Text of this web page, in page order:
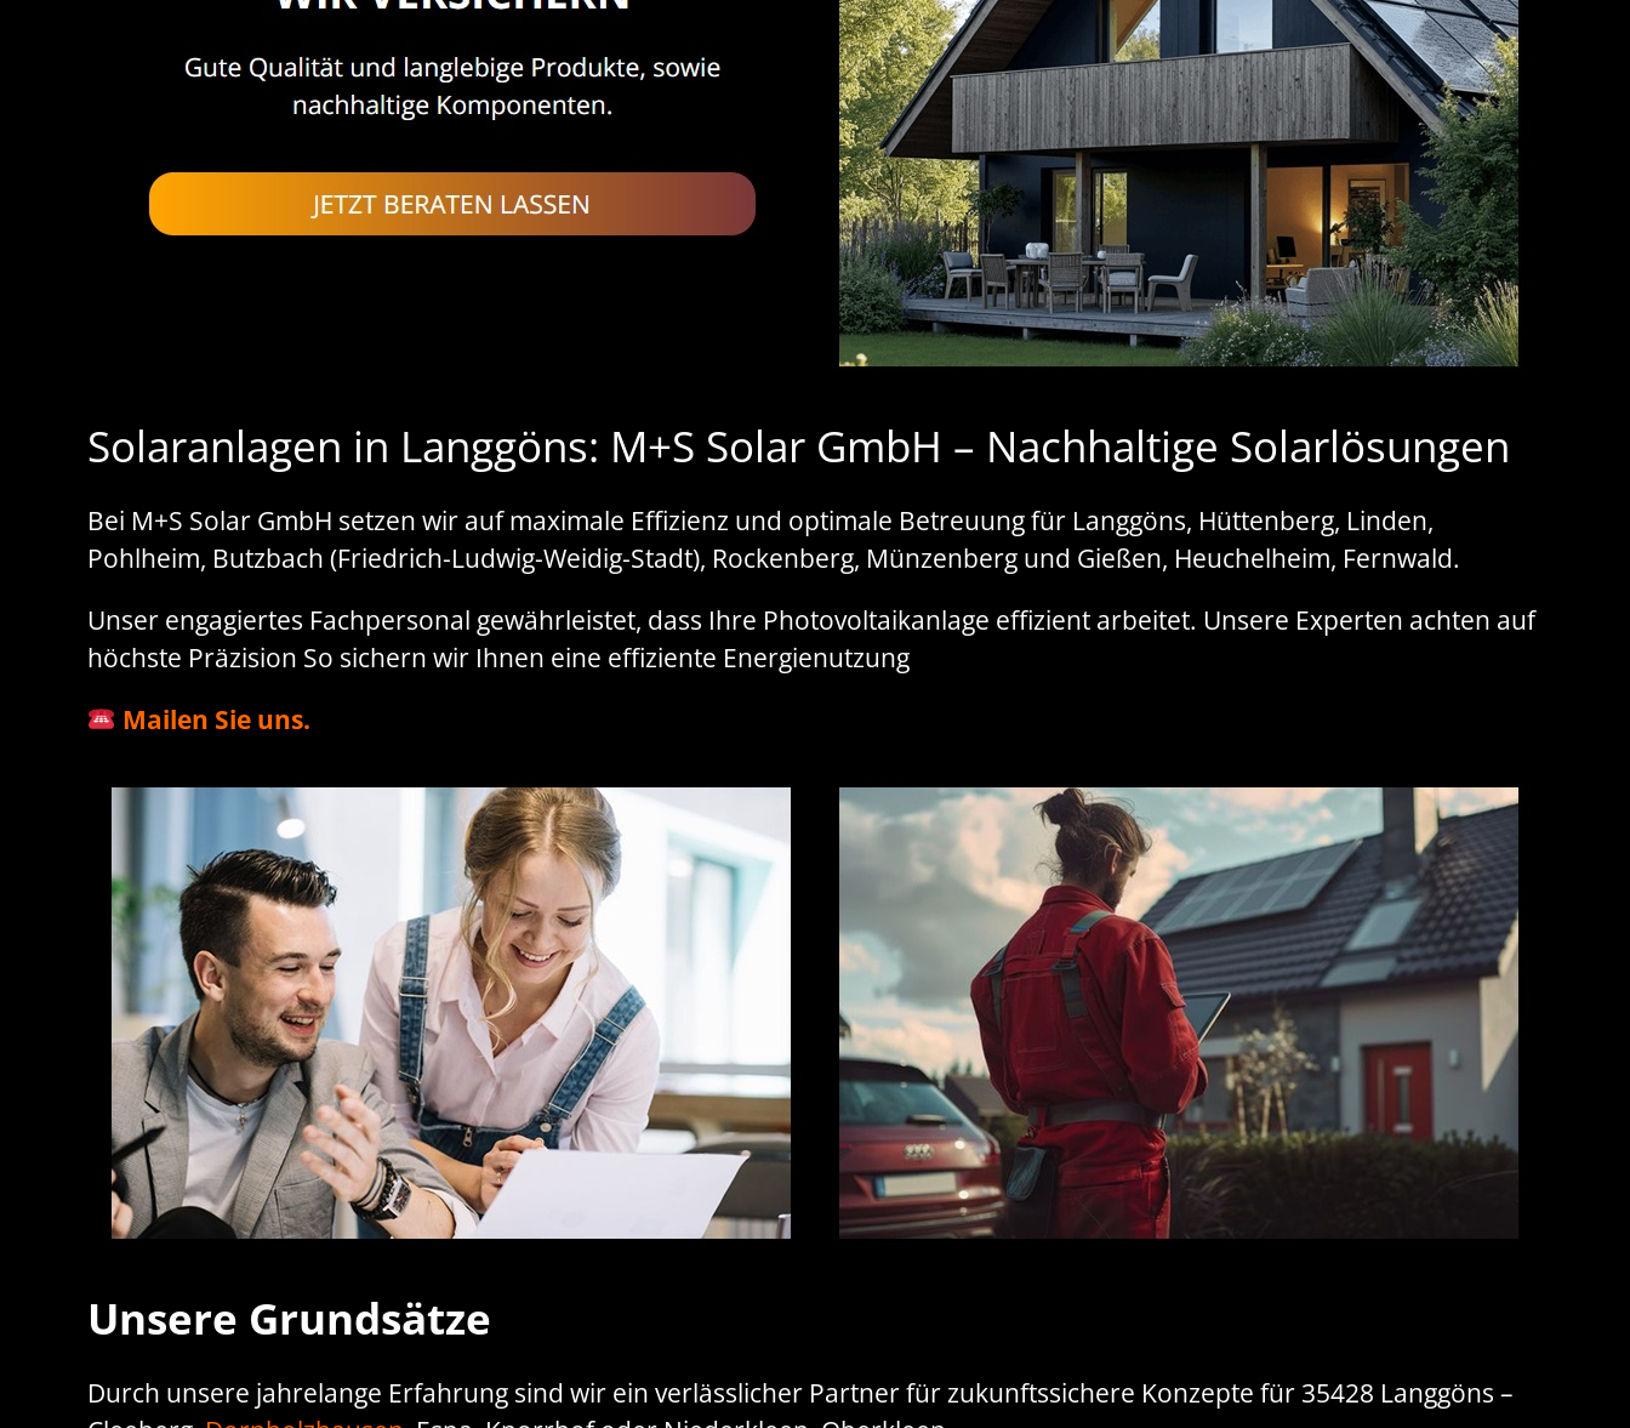
Solaranlagen in Langgöns: M+S Solar GmbH – Nachhaltige Solarlösungen
Bei M+S Solar GmbH setzen wir auf maximale Effizienz und optimale Betreuung für Langgöns, Hüttenberg, Linden,
Pohlheim, Butzbach (Friedrich-Ludwig-Weidig-Stadt), Rockenberg, Münzenberg und Gießen, Heuchelheim, Fernwald.
Unser engagiertes Fachpersonal gewährleistet, dass Ihre Photovoltaikanlage effizient arbeitet. Unsere Experten achten auf
höchste Präzision So sichern wir Ihnen eine effiziente Energienutzung
Mailen Sie uns.
Unsere Grundsätze
Durch unsere jahrelange Erfahrung sind wir ein verlässlicher Partner für zukunftssichere Konzepte für 35428 Langgöns –